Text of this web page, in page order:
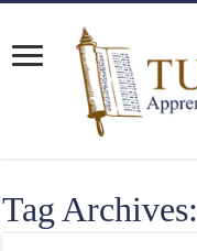
Tag Archives: